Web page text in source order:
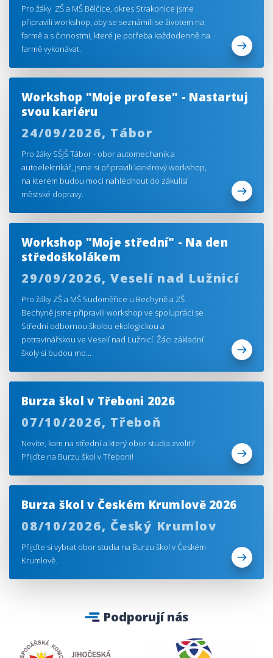
Pro žáky ZŠ a MŠ Bělčice, okres Strakonice jsme
připravili workshop, aby se seznámili se životem na
farmě a s činnostmi, které je potřeba každodenně na
farmě vykonávat.
Workshop "Moje profese" - Nastartuj
svou kariéru
24/09/2026, Tábor
Pro žáky SŠJŠ Tábor - obor automechanik a
autoelektrikář, jsme si připravili kariérový workshop,
na kterém budou moci nahlédnout do zákulisí
městské dopravy.
Workshop "Moje střední" - Na den
středoškolákem
29/09/2026, Veselí nad Lužnicí
Pro žáky ZŠ a MŠ Sudoměřice u Bechyně a ZŠ
Bechyně jsme připravili workshop ve spolupráci se
Střední odbornou školou ekologickou a
potravinářskou ve Veselí nad Lužnicí. Žáci základní
školy si budou mo...
Burza škol v Třeboni 2026
07/10/2026, Třeboň
Nevíte, kam na střední a který obor studia zvolit?
Přijďte na Burzu škol v Třeboni!
Burza škol v Českém Krumlově 2026
08/10/2026, Český Krumlov
Přijďte si vybrat obor studia na Burzu škol v Českém
Krumlově.
Podporují nás